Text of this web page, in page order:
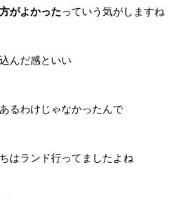
がよかったっていう気がしますね
んだ感といい
るわけじゃなかったんで
はランド行ってましたよね